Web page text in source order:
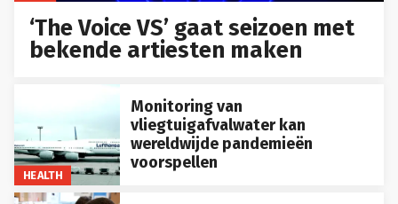
‘The Voice VS’ gaat seizoen met
bekende artiesten maken
HEALTH
Monitoring van
vliegtuigafvalwater kan
wereldwijde pandemieën
voorspellen